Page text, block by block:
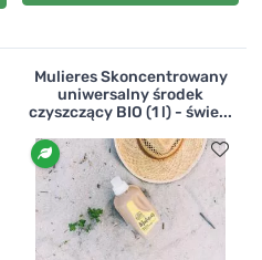
Mulieres Skoncentrowany
uniwersalny środek
czyszczący BIO (1 l) - świe...